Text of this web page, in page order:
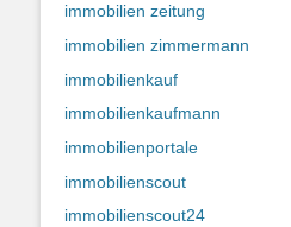
immobilien zeitung
immobilien zimmermann
immobilienkauf
immobilienkaufmann
immobilienportale
immobilienscout
immobilienscout24